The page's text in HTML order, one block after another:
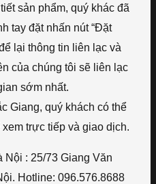
sản phẩm, quý khác đã
tay đặt nhấn nút “Đặt
lại thông tin liên lạc và
của chúng tôi sẽ liên lạc
sớm nhất.
Giang, quý khách có thể
trực tiếp và giao dịch.
: 25/73 Giang Văn
Hotline: 096.576.8688